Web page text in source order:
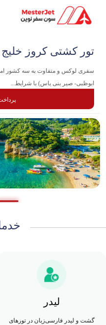
سفری لوکس و‌ متفاوت به سه کشور
ابوظبی- صیر بنی یاس) با شرایط...
لیدر
گشت و لیدر فارسی‌زبان در تورهای